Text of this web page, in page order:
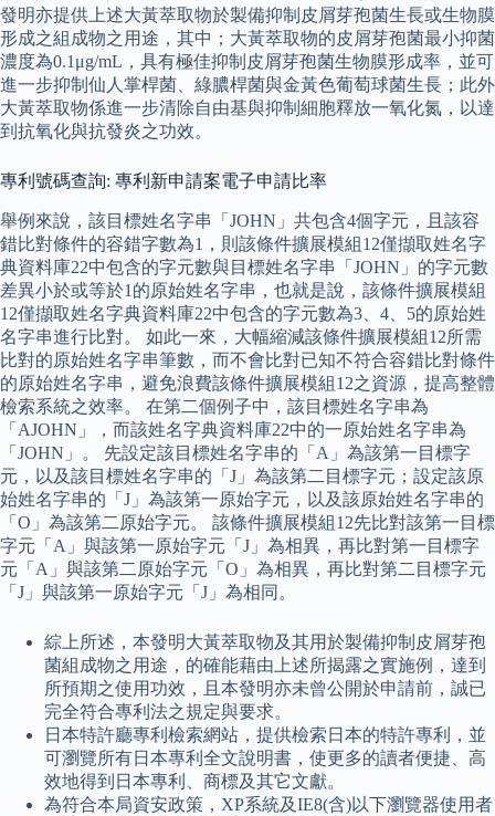
發明亦提供上述大黃萃取物於製備抑制皮屑芽孢菌生長或生物膜
形成之組成物之用途，其中；大黃萃取物的皮屑芽孢菌最小抑菌
濃度為0.1μg/mL，具有極佳抑制皮屑芽孢菌生物膜形成率，並可
進一步抑制仙人掌桿菌、綠膿桿菌與金黃色葡萄球菌生長；此外
大黃萃取物係進一步清除自由基與抑制細胞釋放一氧化氮，以達
到抗氧化與抗發炎之功效。
專利號碼查詢: 專利新申請案電子申請比率
舉例來說，該目標姓名字串「JOHN」共包含4個字元，且該容
錯比對條件的容錯字數為1，則該條件擴展模組12僅擷取姓名字
典資料庫22中包含的字元數與目標姓名字串「JOHN」的字元數
差異小於或等於1的原始姓名字串，也就是說，該條件擴展模組
12僅擷取姓名字典資料庫22中包含的字元數為3、4、5的原始姓
名字串進行比對。 如此一來，大幅縮減該條件擴展模組12所需
比對的原始姓名字串筆數，而不會比對已知不符合容錯比對條件
的原始姓名字串，避免浪費該條件擴展模組12之資源，提高整體
檢索系統之效率。 在第二個例子中，該目標姓名字串為
「AJOHN」，而該姓名字典資料庫22中的一原始姓名字串為
「JOHN」。 先設定該目標姓名字串的「A」為該第一目標字
元，以及該目標姓名字串的「J」為該第二目標字元；設定該原
始姓名字串的「J」為該第一原始字元，以及該原始姓名字串的
「O」為該第二原始字元。 該條件擴展模組12先比對該第一目標
字元「A」與該第一原始字元「J」為相異，再比對第一目標字
元「A」與該第二原始字元「O」為相異，再比對第二目標字元
「J」與該第一原始字元「J」為相同。
綜上所述，本發明大黃萃取物及其用於製備抑制皮屑芽孢
菌組成物之用途，的確能藉由上述所揭露之實施例，達到
所預期之使用功效，且本發明亦未曾公開於申請前，誠已
完全符合專利法之規定與要求。
日本特許廳專利檢索網站，提供檢索日本的特許專利，並
可瀏覽所有日本專利全文說明書，使更多的讀者便捷、高
效地得到日本專利、商標及其它文獻。
為符合本局資安政策，XP系統及IE8(含)以下瀏覽器使用者